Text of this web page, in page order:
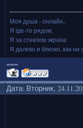
Моя душа - онлайн..
Я где-то рядом,
Я за стеклом экрана
Я далеко и близко, как ни
===
Дата: Вторник,